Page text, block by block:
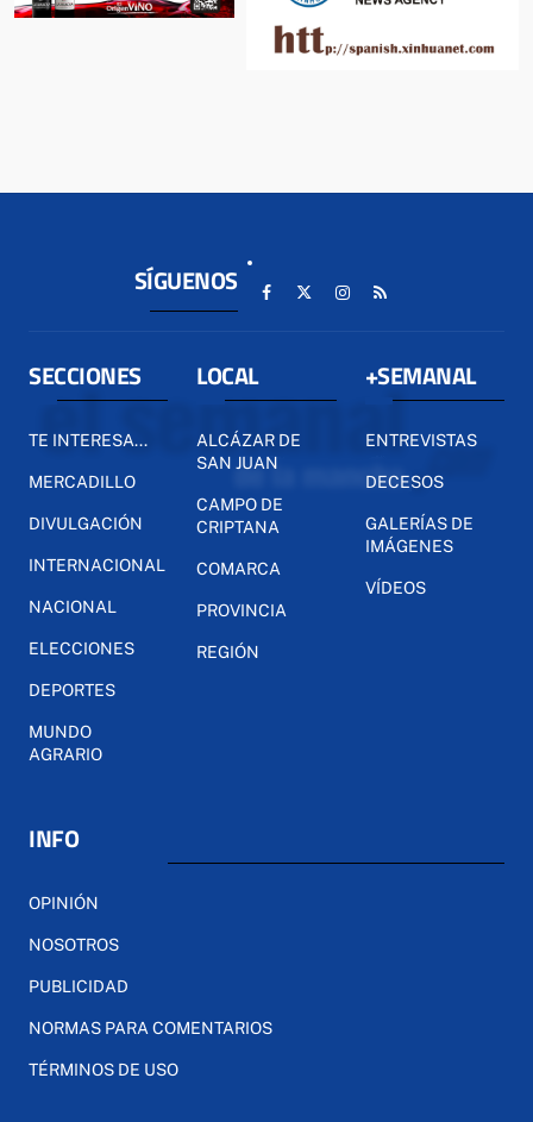
SÍGUENOS
SECCIONES
TE INTERESA...
MERCADILLO
DIVULGACIÓN
INTERNACIONAL
NACIONAL
ELECCIONES
DEPORTES
MUNDO
AGRARIO
LOCAL
ALCÁZAR DE
SAN JUAN
CAMPO DE
CRIPTANA
COMARCA
PROVINCIA
REGIÓN
+SEMANAL
ENTREVISTAS
DECESOS
GALERÍAS DE
IMÁGENES
VÍDEOS
INFO
OPINIÓN
NOSOTROS
PUBLICIDAD
NORMAS PARA COMENTARIOS
TÉRMINOS DE USO